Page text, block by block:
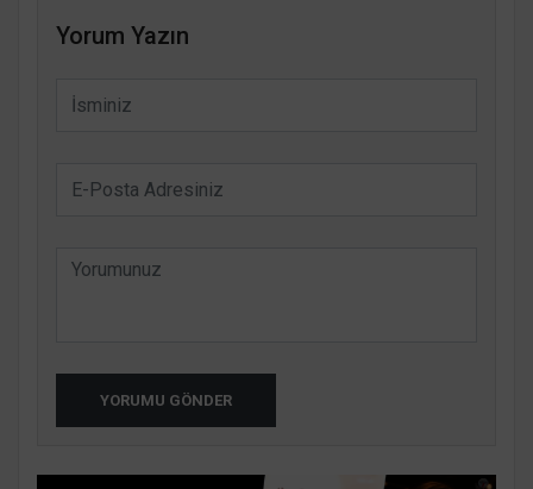
Yorum Yazın
YORUMU GÖNDER